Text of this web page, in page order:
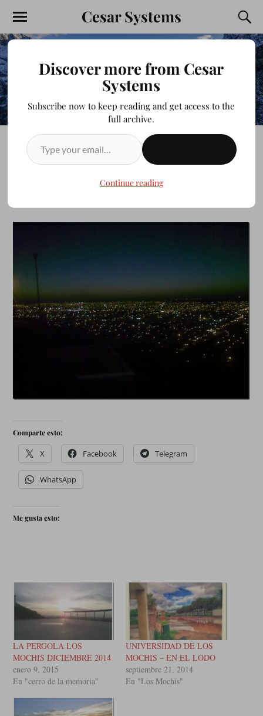
Cesar Systems
Los Mochis
Comparte esto:
X Facebook Telegram
WhatsApp
Me gusta esto:
LA PERGOLA LOS
MOCHIS DICIEMBRE 2014
enero 9, 2015
En "cerro de la memoria"
UNIVERSIDAD DE LOS
MOCHIS – EN EL LODO
septiembre 21, 2014
En "Los Mochis"
Discover more from Cesar
Systems
Subscribe now to keep reading and get access to the
full archive.
Continue reading